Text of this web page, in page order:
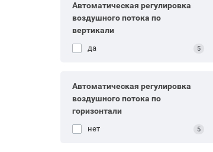
Автоматическая регулировка
воздушного потока по
вертикали
да 5
Автоматическая регулировка
воздушного потока по
горизонтали
нет 5